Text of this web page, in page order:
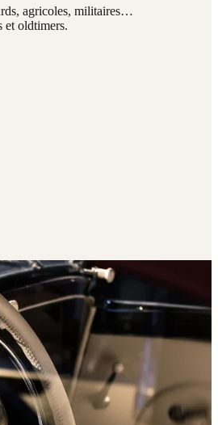
agricoles, militaires…
et oldtimers.